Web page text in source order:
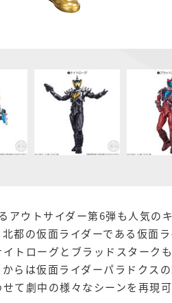
アウトサイダー第6弾も人気の
都の仮面ライダーである仮面
トローグとブラッドスタークも
らは仮面ライダーパラドクス
て劇中の様々なシーンを再現